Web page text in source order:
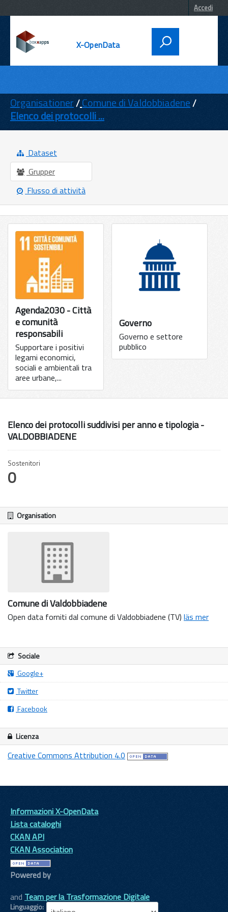
Accedi
X-OpenData
ENTI
TEMI
INFORMAZIONI
Organisationer Comune di Valdobbiadene
Elenco dei protocolli ...
Dataset
Grupper
Flusso di attività
Agenda2030 - Città
e comunità
responsabili
Supportare i positivi
legami economici,
sociali e ambientali tra
aree urbane,...
Governo
Governo e settore
pubblico
Elenco dei protocolli suddivisi per anno e tipologia -
VALDOBBIADENE
Sostenitori
0
Organisation
Comune di Valdobbiadene
Open data forniti dal comune di Valdobbiadene (TV) läs mer
Sociale
Google+
Twitter
Facebook
Licenza
Creative Commons Attribution 4.0
Informazioni X-OpenData
Lista cataloghi
CKAN API
CKAN Association
Powered by
and Team per la Trasformazione Digitale
Linguaggio